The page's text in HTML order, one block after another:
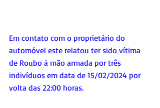
Em contato com o proprietário do
automóvel este relatou ter sido vítima
de Roubo à mão armada por três
indivíduos em data de 15/02/2024 por
volta das 22:00 horas.